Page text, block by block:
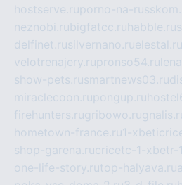
hostserve.ruporno-na-
neznobi.rubigfatcc.ru habble.ru
delfinet.rusilvernano.ruelestal.ru
velotrenajery.rupronso54.ru
show-pets.rusmartnews03.ru
miraclecoon.rupongup.ru
firehunters.rugribowo.ru
hometown-france.ru1-
shop-garena.rucricetc-1-xbetr-
one-life-story.rutop-halyava.ru